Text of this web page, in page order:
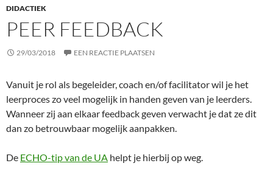
DIDACTIEK
PEER FEEDBACK
29/03/2018 EEN REACTIE PLAATSEN
Vanuit je rol als begeleider, coach en/of facilitator wil je het
leerproces zo veel mogelijk in handen geven van je leerders.
Wanneer zij aan elkaar feedback geven verwacht je dat ze dit
dan zo betrouwbaar mogelijk aanpakken.
De ECHO-tip van de UA helpt je hierbij op weg.